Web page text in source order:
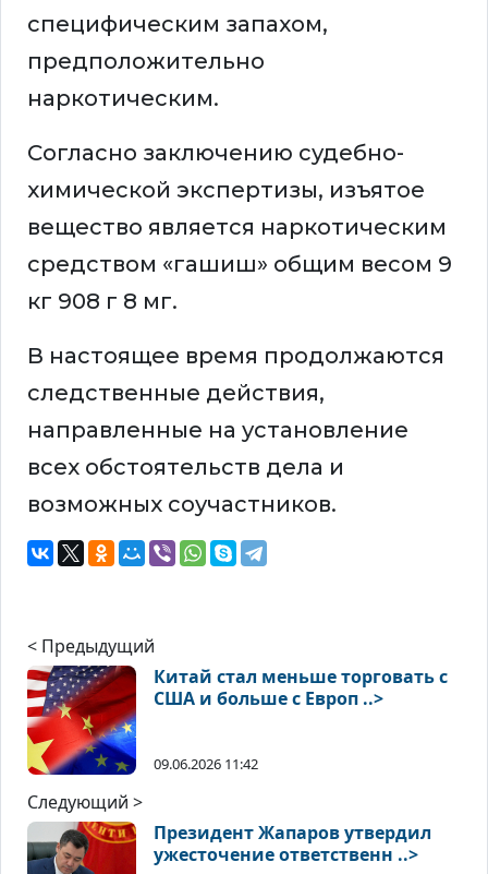
специфическим запахом,
предположительно
наркотическим.
Согласно заключению судебно-
химической экспертизы, изъятое
вещество является наркотическим
средством «гашиш» общим весом 9
кг 908 г 8 мг.
В настоящее время продолжаются
следственные действия,
направленные на установление
всех обстоятельств дела и
возможных соучастников.
< Предыдущий
Китай стал меньше торговать с
США и больше с Европ ..>
09.06.2026 11:42
Следующий >
Президент Жапаров утвердил
ужесточение ответственн ..>